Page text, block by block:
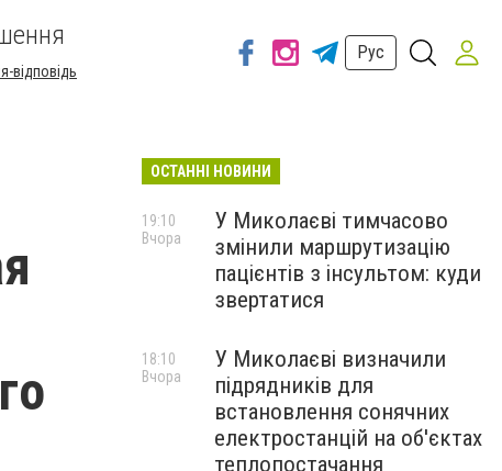
відповідь
Рус
ОСТАННІ НОВИНИ
У Миколаєві тимчасово
змінили маршрутизацію
пацієнтів з інсультом: куди
звертатися
19:10
Вчора
У Миколаєві визначили
підрядників для
встановлення сонячних
електростанцій на об'єктах
теплопостачання
18:10
Вчора